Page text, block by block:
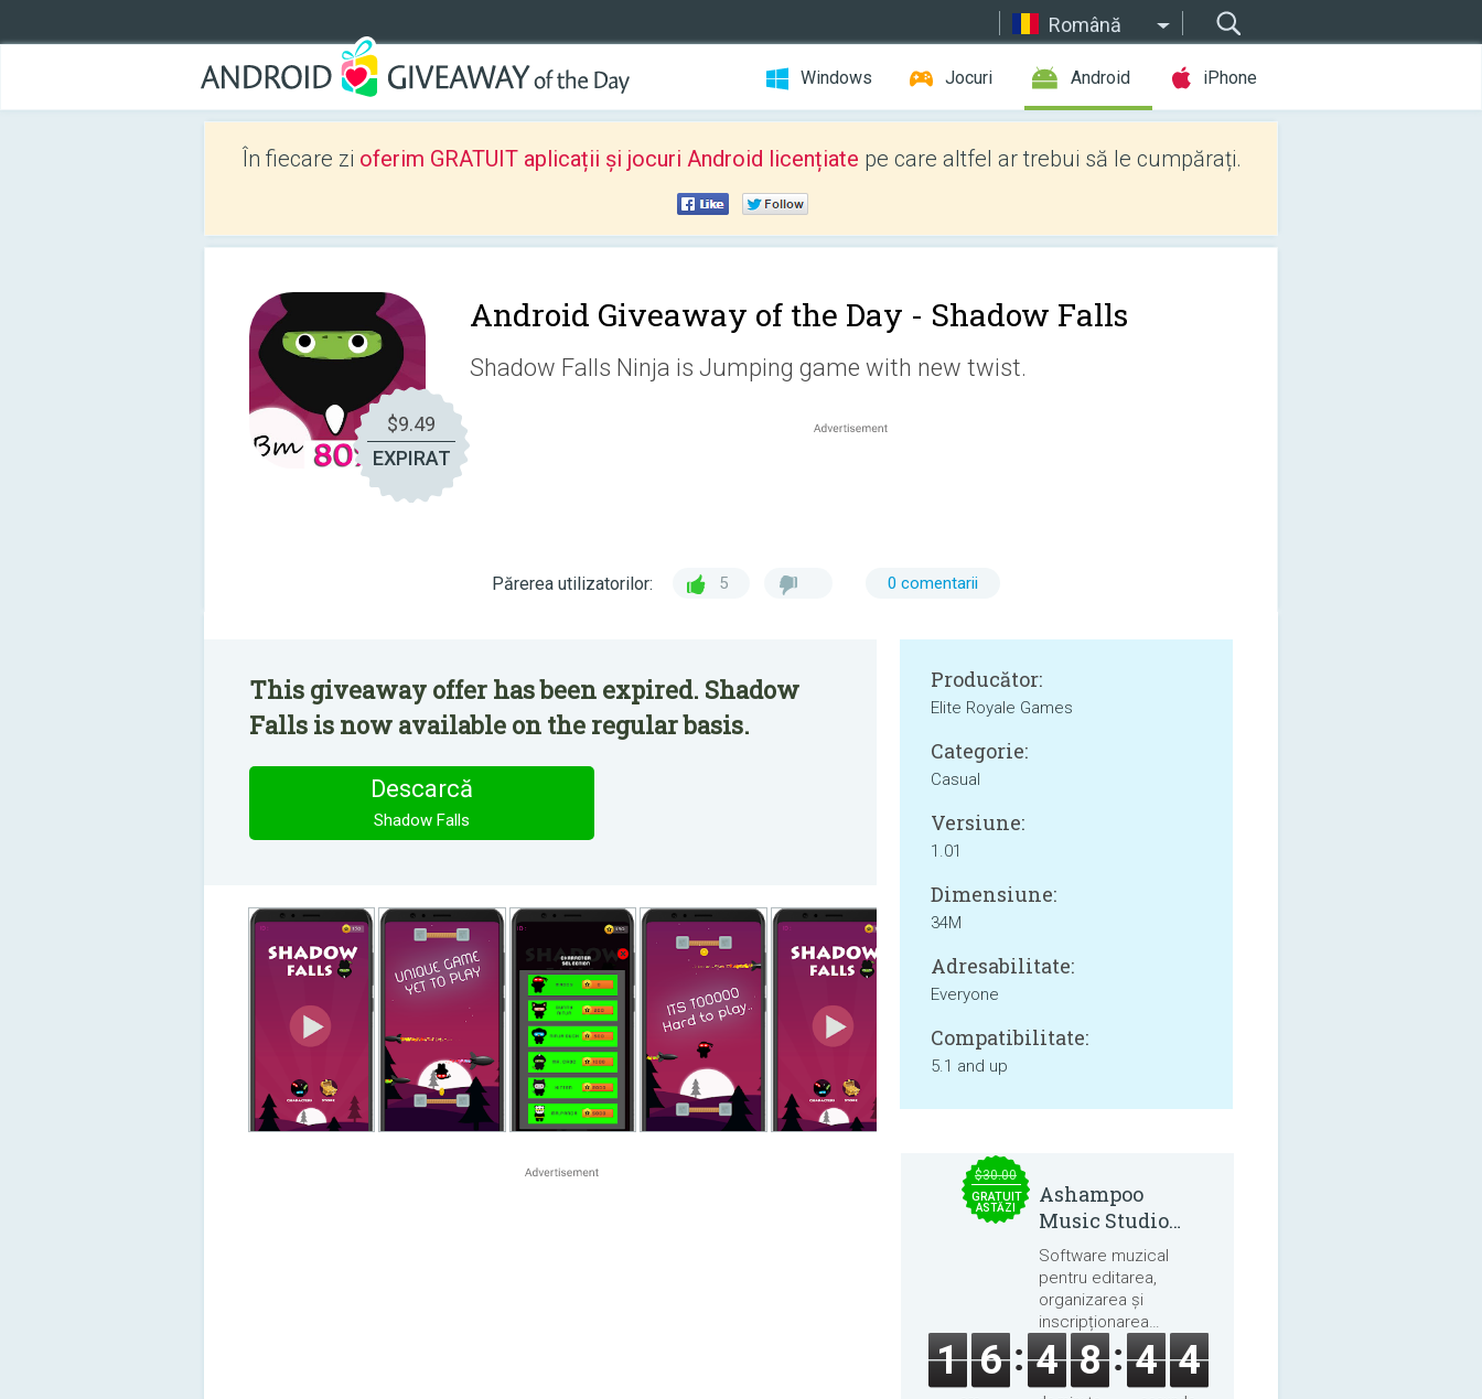
Română
Windows Jocuri Android iPhone
În fiecare zi oferim GRATUIT aplicații și jocuri Android licențiate pe care altfel ar trebui să le cumpărați.
$9.49
EXPIRAT
Android Giveaway of the Day - Shadow Falls
Shadow Falls Ninja is Jumping game with new twist.
Părerea utilizatorilor: 5 0 comentarii
This giveaway offer has been expired. Shadow
Falls is now available on the regular basis.
Descarcă
Shadow Falls
Producător:
Elite Royale Games
Categorie:
Casual
Versiune:
1.01
Dimensiune:
34M
Adresabilitate:
Everyone
Compatibilitate:
5.1 and up
$30.00
GRATUIT
ASTĂZI
Ashampoo
Music Studio
2025
Software muzical
pentru editarea,
organizarea și
inscripționarea
melodiilor și cărților
audio.
1 6 4 8 4 4